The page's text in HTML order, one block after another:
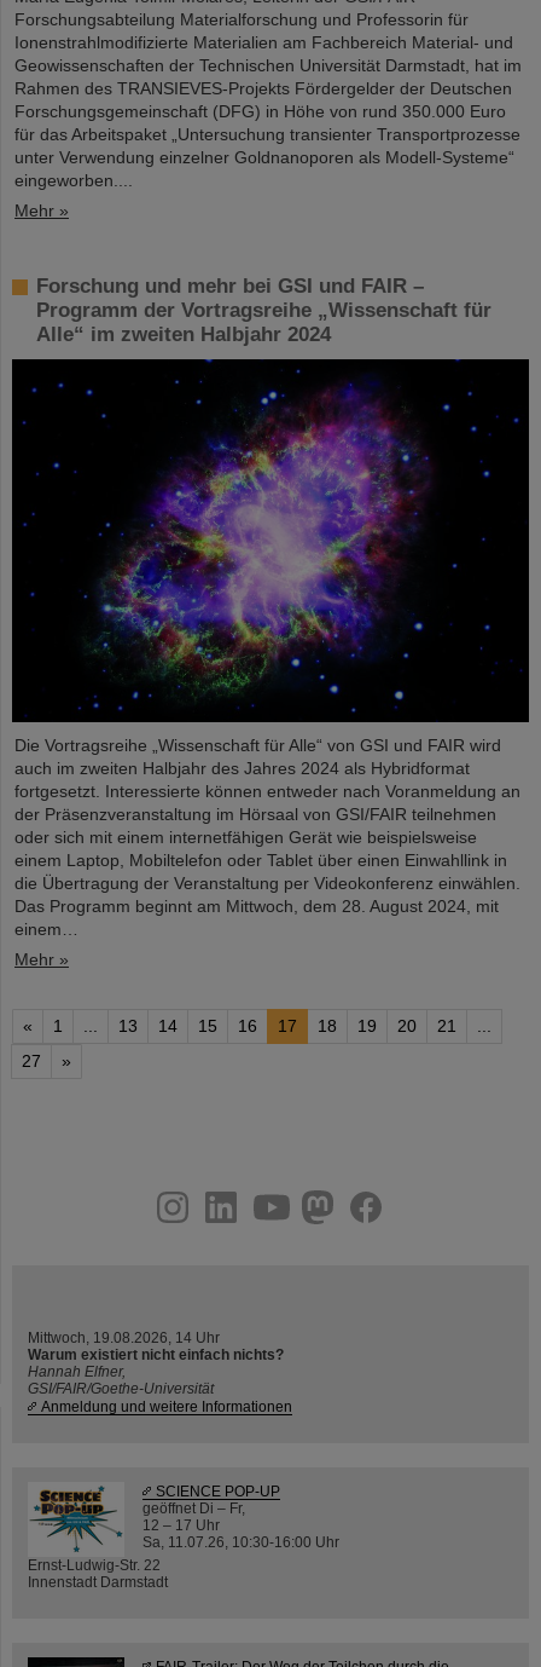
Forschungsabteilung Materialforschung und Professorin für
Ionenstrahlmodifizierte Materialien am Fachbereich Material- und
Geowissenschaften der Technischen Universität Darmstadt, hat im
Rahmen des TRANSIEVES-Projekts Fördergelder der Deutschen
Forschungsgemeinschaft (DFG) in Höhe von rund 350.000 Euro
für das Arbeitspaket „Untersuchung transienter Transportprozesse
unter Verwendung einzelner Goldnanoporen als Modell-Systeme“
eingeworben....
Mehr »
Forschung und mehr bei GSI und FAIR –
Programm der Vortragsreihe „Wissenschaft für
Alle“ im zweiten Halbjahr 2024
Die Vortragsreihe „Wissenschaft für Alle“ von GSI und FAIR wird
auch im zweiten Halbjahr des Jahres 2024 als Hybridformat
fortgesetzt. Interessierte können entweder nach Voranmeldung an
der Präsenzveranstaltung im Hörsaal von GSI/FAIR teilnehmen
oder sich mit einem internetfähigen Gerät wie beispielsweise
einem Laptop, Mobiltelefon oder Tablet über einen Einwahllink in
die Übertragung der Veranstaltung per Videokonferenz einwählen.
Das Programm beginnt am Mittwoch, dem 28. August 2024, mit
einem…
Mehr »
« 1 13 14 15 16 17 18 19 20 21
27
»
youtube
helmholtz.social
facebook
Mittwoch, 19.08.2026, 14 Uhr
Warum existiert nicht einfach nichts?
Hannah Elfner,
GSI/FAIR/Goethe-Universität
Anmeldung und weitere Informationen
SCIENCE POP-UP
geöffnet Di – Fr,
12 – 17 Uhr
Sa, 11.07.26, 10:30-16:00 Uhr
Ernst-Ludwig-Str. 22
Innenstadt Darmstadt